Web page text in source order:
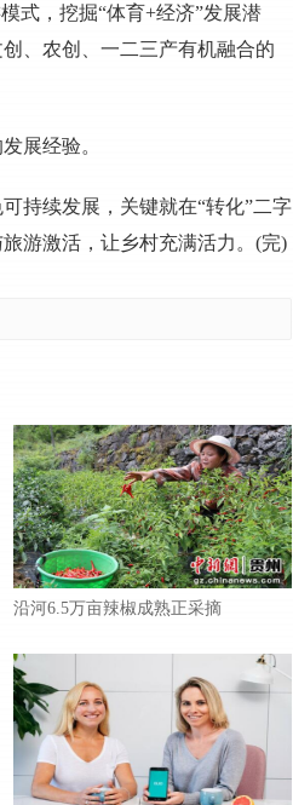
式，挖掘“体育+经济”发展潜
、农创、一二三产有机融合的
展经验。
持续发展，关键就在“转化”二字
游激活，让乡村充满活力。(完)
沿河6.5万亩辣椒成熟正采摘